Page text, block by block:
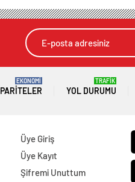
olsaydım diye çok
düşündüm”
PARITELER
EKONOMİ
YOL DURUMU
TRAFİK
Üye Giriş
Üye Kayıt
Şifremi Unuttum